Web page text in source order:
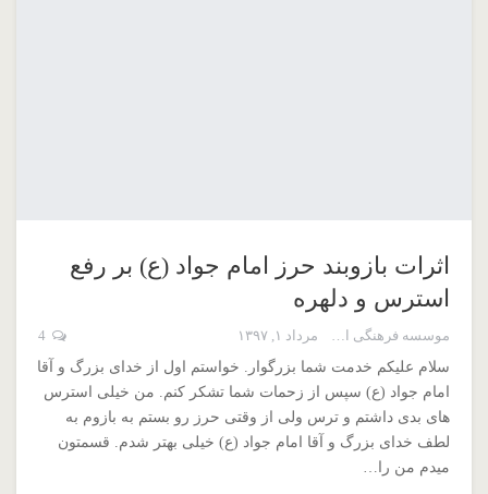
اثرات بازوبند حرز امام جواد (ع) بر رفع
استرس و دلهره
موسسه فرهنگی اسم اعظم مرداد ۱, ۱۳۹۷
سلام علیکم خدمت شما بزرگوار. خواستم اول از خدای بزرگ و آقا
امام جواد (ع) سپس از زحمات شما تشکر کنم. من خیلی استرس
های بدی داشتم و ترس ولی از وقتی حرز رو بستم به بازوم به
لطف خدای بزرگ و آقا امام جواد (ع) خیلی بهتر شدم. قسمتون
میدم من را…